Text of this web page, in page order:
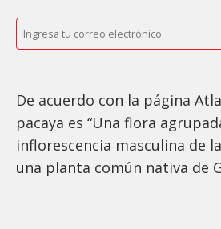
De acuerdo con la página
pacaya es “Una flora
inflorescencia masculina de
una planta común nativa de